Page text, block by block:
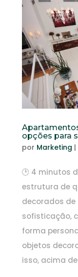
opções para
por Marketing |
🕑 4 minutos
estrutura de
decorados de
sofisticação,
forma
objetos
isso, acima